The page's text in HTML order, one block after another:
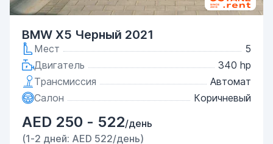
BMW X5 Черный 2021
Мест
5
Двигатель
340 hp
Трансмиссия
Автомат
Салон
Коричневый
AED 250 - 522/день
(1-2 дней: AED 522/день)